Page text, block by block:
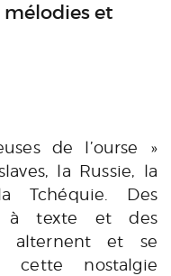
mélodies et
de l’ourse »
la Russie, la
Tchéquie. Des
à texte et des
alternent et se
cette nostalgie